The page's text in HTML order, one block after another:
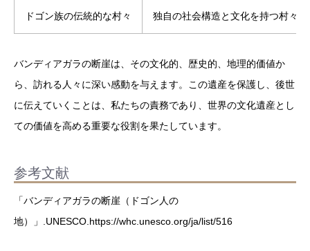
ドゴン族の伝統的な村々 独自の社会構造と文化を持つ村々
バンディアガラの断崖は、その文化的、歴史的、地理的価値か
ら、訪れる人々に深い感動を与えます。この遺産を保護し、後世
に伝えていくことは、私たちの責務であり、世界の文化遺産とし
ての価値を高める重要な役割を果たしています。
参考文献
「バンディアガラの断崖（ドゴン人の
地）」.UNESCO.https://whc.unesco.org/ja/list/516